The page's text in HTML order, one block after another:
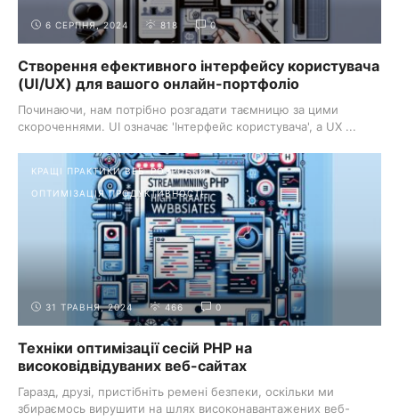
6 СЕРПНЯ, 2024 818 0
Створення ефективного інтерфейсу користувача
(UI/UX) для вашого онлайн-портфоліо
Починаючи, нам потрібно розгадати таємницю за цими
скороченнями. UI означає 'Інтерфейс користувача', а UX ...
КРАЩІ ПРАКТИКИ ВЕБ-РОЗРОБКИ
ОПТИМІЗАЦІЯ ПРОДУКТИВНОСТІ
31 ТРАВНЯ, 2024 466 0
Техніки оптимізації сесій PHP на
високовідвідуваних веб-сайтах
Гаразд, друзі, пристібніть ремені безпеки, оскільки ми
збираємось вирушити на шлях високонавантажених веб-